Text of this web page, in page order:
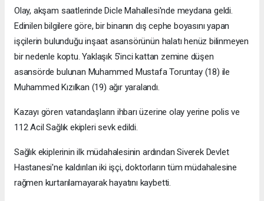
Olay, akşam saatlerinde Dicle Mahallesi'nde meydana geldi.
Edinilen bilgilere göre, bir binanın dış cephe boyasını yapan
işçilerin bulunduğu inşaat asansörünün halatı henüz bilinmeyen
bir nedenle koptu. Yaklaşık 5'inci kattan zemine düşen
asansörde bulunan Muhammed Mustafa Toruntay (18) ile
Muhammed Kızılkan (19) ağır yaralandı.
Kazayı gören vatandaşların ihbarı üzerine olay yerine polis ve
112 Acil Sağlık ekipleri sevk edildi.
Sağlık ekiplerinin ilk müdahalesinin ardından Siverek Devlet
Hastanesi'ne kaldırılan iki işçi, doktorların tüm müdahalesine
rağmen kurtarılamayarak hayatını kaybetti.